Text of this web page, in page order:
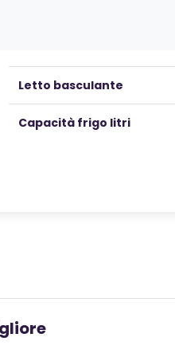
Letto basculante
Capacità frigo litri